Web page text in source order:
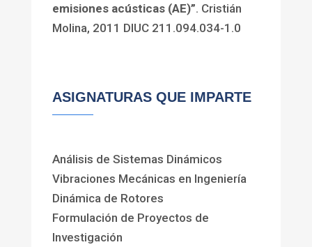
emisiones acústicas (AE)”. Cristián
Molina, 2011 DIUC 211.094.034-1.0
ASIGNATURAS QUE IMPARTE
Análisis de Sistemas Dinámicos
Vibraciones Mecánicas en Ingeniería
Dinámica de Rotores
Formulación de Proyectos de
Investigación